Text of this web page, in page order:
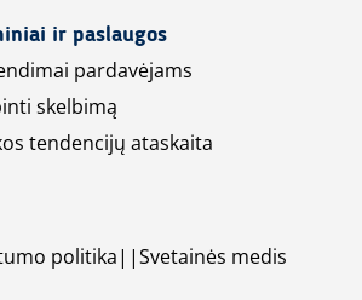
ir paslaugos
pardavėjams
skelbimą
tendencijų ataskaita
politika Svetainės medis